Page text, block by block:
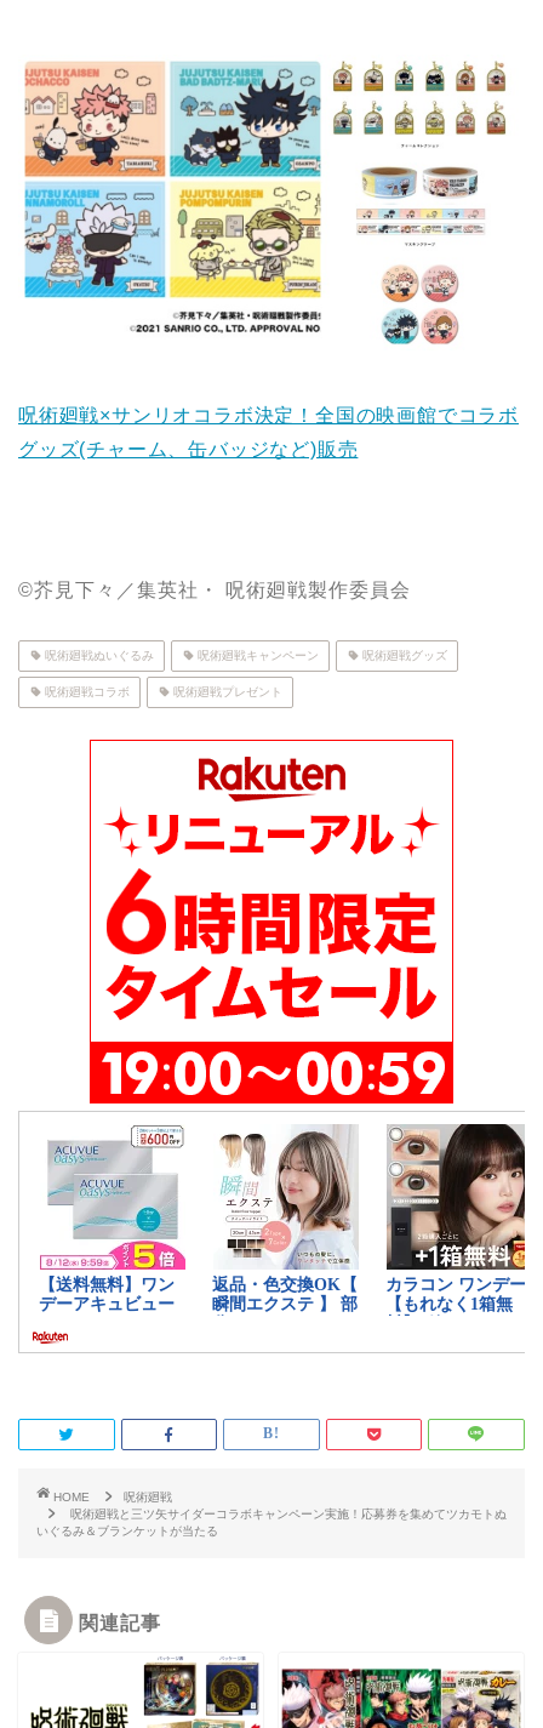
呪術廻戦×サンリオコラボ決定！全国の映画館でコラボ
グッズ(チャーム、缶バッジなど)販売
©芥見下々／集英社・ 呪術廻戦製作委員会
呪術廻戦ぬいぐるみ 呪術廻戦キャンペーン 呪術廻戦グッズ
呪術廻戦コラボ 呪術廻戦プレゼント
HOME
呪術廻戦
呪術廻戦と三ツ矢サイダーコラボキャンペーン実施！応募券を集めてツカモトぬ
いぐるみ＆ブランケットが当たる
関連記事